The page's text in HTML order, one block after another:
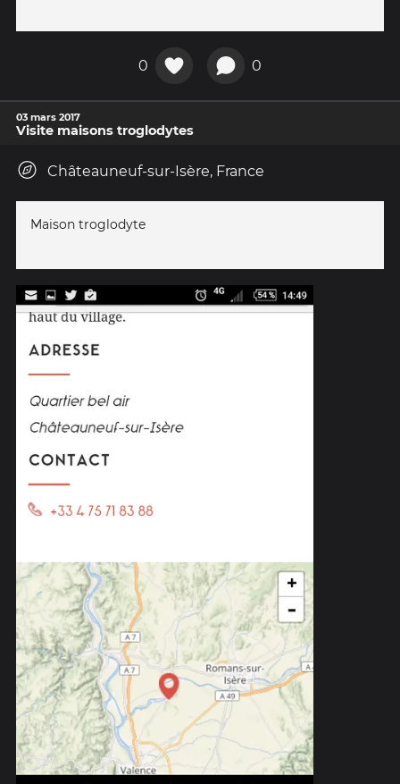
0 0
03 mars 2017
Visite maisons troglodytes
Châteauneuf-sur-Isère, France
Maison troglodyte